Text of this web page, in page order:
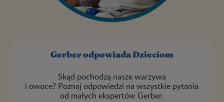
Gerber odpowiada Dzieciom
Skąd pochodzą nasze warzywa
i owoce? Poznaj odpowiedzi na wszystkie pytania
od małych ekspertów Gerber.